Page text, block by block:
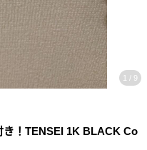
1 / 9
！TENSEI 1K BLACK Co